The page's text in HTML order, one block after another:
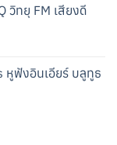
วิทยุ FM เสียงดี
หูฟังอินเอียร์ บลูทูธ